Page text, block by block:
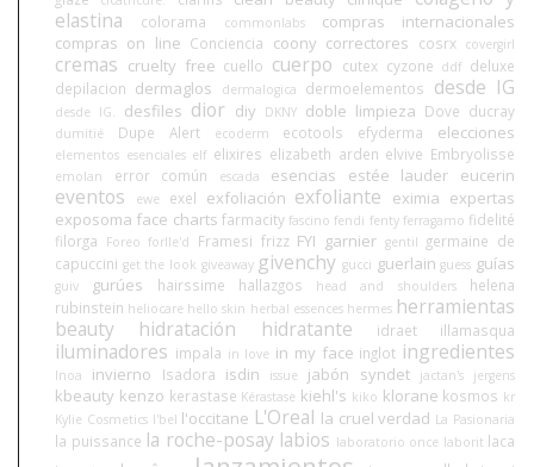
elastina
colorama commonlabs
compras internacionales
compras on line Conciencia coony correctores cosrx covergirl
cremas cruelty free cuello cuerpo cutex cyzone ddf deluxe
depilacion dermaglos dermalogica dermoelementos desde IG
desde IG. desfiles dior diy DKNY doble limpieza Dove ducray
dumitié Dupe Alert ecoderm ecotools efyderma elecciones
elementos esenciales elf elixires elizabeth arden elvive Embryolisse
emolan error común escada esencias estée lauder eucerin
eventos ewe exel exfoliación exfoliante eximia expertas
exposoma face charts farmacity fascino fendi fenty ferragamo fidelité
filorga
Foreo forlle'd Framesi frizz FYI garnier gentil germaine de
capuccini get the look giveaway givenchy gucci guerlain guess guías
guiv gurúes hairssime hallazgos head and shoulders
helena
rubinstein heliocare hello skin herbal essences hermes herramientas
beauty
hidratación hidratante idraet illamasqua
iluminadores impala in love in my face inglot ingredientes
Inoa invierno Isadora isdin issue jabón syndet jactan's jergens
kbeauty kenzo kerastase Kérastase kiehl's kiko klorane kosmos kr
Kylie Cosmetics l'bel l'occitane L'Oreal la cruel verdad La Pasionaria
la puissance la roche-posay labios laboratorio once laborit laca